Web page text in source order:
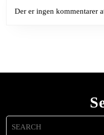
Der er ingen kommentarer
Search
for: